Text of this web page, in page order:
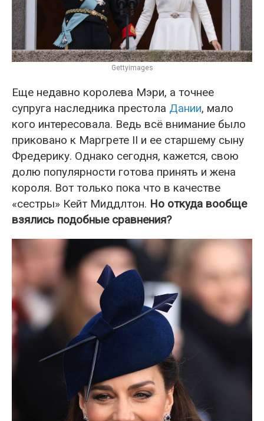
Gettyimages
Еще недавно королева Мэри, а точнее
супруга наследника престола Дании, мало
кого интересовала. Ведь всё внимание было
приковано к Маргрете II и ее старшему сыну
Фредерику. Однако сегодня, кажется, свою
долю популярности готова принять и жена
короля. Вот только пока что в качестве
«сестры» Кейт Миддлтон. Но откуда вообще
взялись подобные сравнения?